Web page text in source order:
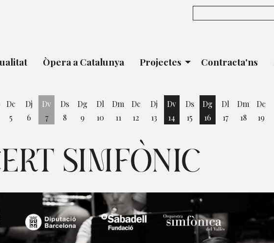
Òpera a Catalunya Projectes Contracta'ns
Dc
5
Dj
6
Dv
7
Ds
8
Dg
9
Dl
10
Dm
11
Dc
12
Dj
13
Dv
14
Ds
15
Dg
16
Dl
17
Dm
18
Dc
19
SIMFÒNIC